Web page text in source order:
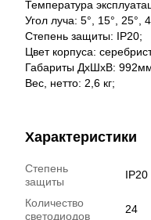
Температура
Угол луча: 5°, 15°, 25°,
Степень защиты: IP20;
Цвет корпуса:
Габариты ДхШхВ:
Вес, нетто: 2,6 кг;
Характеристики
Степень
защиты
IP20
Количество
светодиодов
24